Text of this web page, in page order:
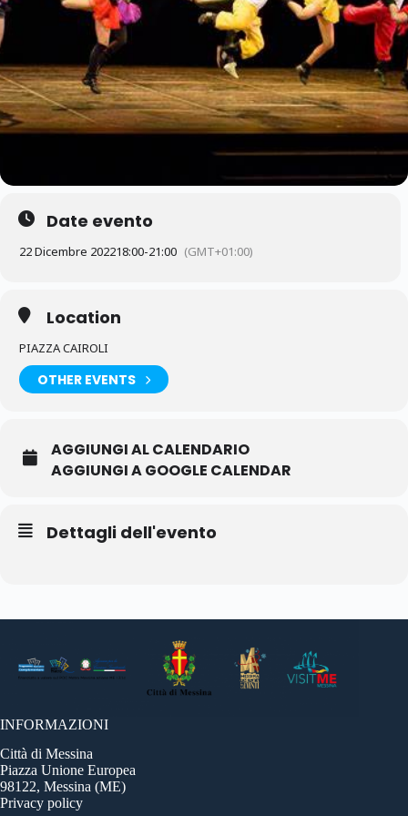
Date evento
22 Dicembre 202218:00-21:00 (GMT+01:00)
Location
PIAZZA CAIROLI
OTHER EVENTS
AGGIUNGI AL CALENDARIO
AGGIUNGI A GOOGLE CALENDAR
Dettagli dell'evento
INFORMAZIONI
Città di Messina
Piazza Unione Europea
98122, Messina (ME)
Privacy policy